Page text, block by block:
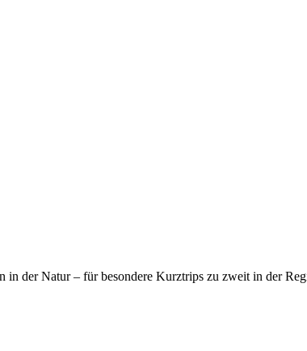
der Natur – für besondere Kurztrips zu zweit in der